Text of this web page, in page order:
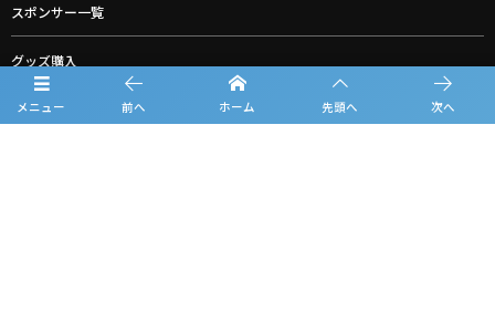
メニュー 前へ ホーム 先頭へ 次へ
スポンサー一覧
グッズ購入
お問合せ